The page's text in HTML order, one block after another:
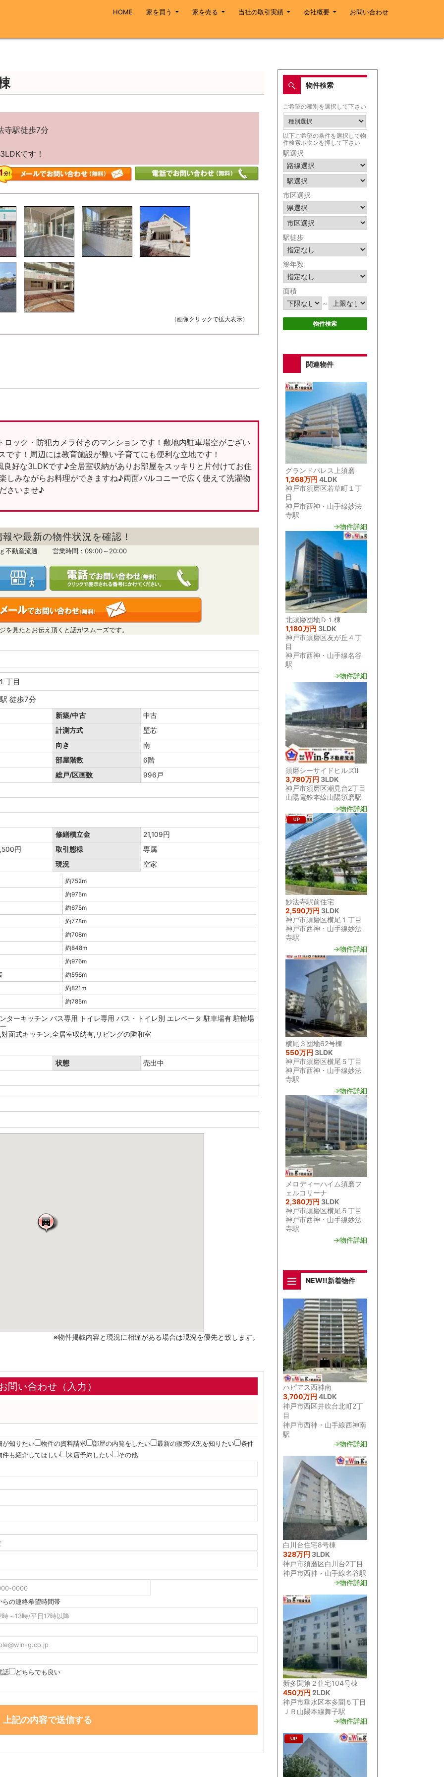
HOME
家を買う 家を売る 当社の取引実績 会社概要 お問い合わせ
寺駅徒歩7分
です！
（画像クリックで拡大表示）
ック・防犯カメラ付きのマンションです！敷地内駐車場空がござい
す！周辺には教育施設が整い子育てにも便利な立地です！
好な3LDKです♪全居室収納がありお部屋をスッキリと片付けてお住
しみながらお料理ができますね♪両面バルコニーで広く使えて洗濯物
さいませ♪
や最新の物件状況を確認！
ｇ不動産流通 営業時間：09:00～20:00
を見たとお伝え頂くと話がスムーズです。
丁目
徒歩7分
新築/中古
中古
計測方式
壁芯
向き
南
部屋階数
6階
総戸/区画数
996戸
修繕積立金
21,109円
円
取引態様
専属
現況
空家
約752m
約975m
約675m
約778m
約708m
約848m
約976m
約556m
約821m
約785m
ターキッチン バス専用 トイレ専用 バス・トイレ別 エレベータ 駐車場有 駐輪場
面式キッチン,全居室収納有,リビングの隣和室
状態 売出中
※物件掲載内容と現況に相違がある場合は現況を優先と致します。
問い合わせ（入力）
が知りたい 物件の資料請求 部屋の内覧をしたい 最新の販売状況を知りたい
条件
件も紹介してほしい
来店予約したい その他
らの連絡希望時間帯
話 どちらでも良い
物件検索
ご希望の種別を選択して下さい
以下ご希望の条件を選択して物
件検索ボタンを押して下さい
駅選択
市区選択
駅徒歩
築年数
面積
～
関連物件
グランドパレス上須磨
1,268万円4LDK
神戸市須磨区若草町１丁
目
神戸市西神・山手線妙法
寺駅
→物件詳細
北須磨団地Ｄ１棟
1,180万円 3LDK
神戸市須磨区友が丘４丁
目
神戸市西神・山手線名谷
駅
→物件詳細
須磨シーサイドヒルズⅡ
3,780万円 3LDK
神戸市須磨区潮見台2丁目
山陽電鉄本線山陽須磨駅
→物件詳細
UP
妙法寺駅前住宅
2,590万円 3LDK
神戸市須磨区横尾１丁目
神戸市西神・山手線妙法
寺駅
→物件詳細
横尾３団地62号棟
550万円 3LDK
神戸市須磨区横尾５丁目
神戸市西神・山手線妙法
寺駅
→物件詳細
メロディーハイム須磨フ
ェルコリーナ
2,380万円 3LDK
神戸市須磨区横尾５丁目
神戸市西神・山手線妙法
寺駅
→物件詳細
NEW!!新着物件
ハピアス西神南
3,700万円4LDK
神戸市西区井吹台北町2丁
目
神戸市西神・山手線西神南
駅
→物件詳細
白川台住宅8号棟
328万円 3LDK
神戸市須磨区白川台2丁目
神戸市西神・山手線名谷駅
→物件詳細
新多聞第２住宅104号棟
450万円2LDK
神戸市垂水区本多聞５丁目
ＪＲ山陽本線舞子駅
→物件詳細
UP